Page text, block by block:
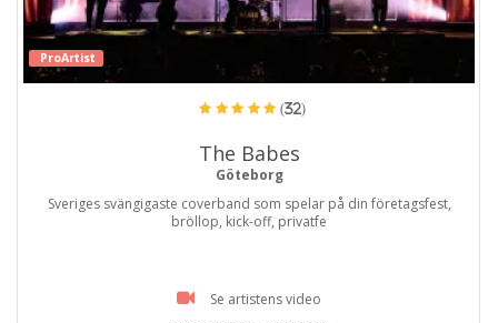
ProArtist
(32)
The Babes
Göteborg
Sveriges svängigaste coverband som spelar på din företagsfest,
bröllop, kick-off, privatfe
Se artistens video